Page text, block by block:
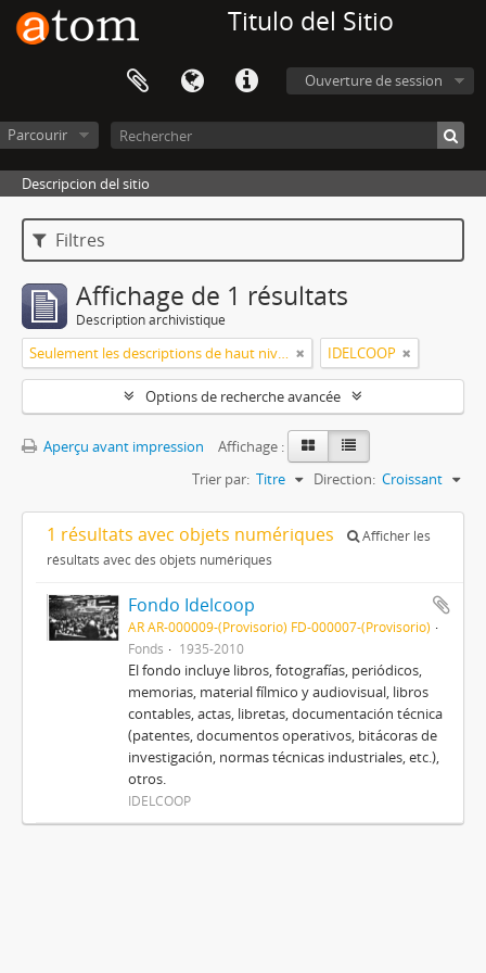
Titulo del Sitio
Ouverture de session
Parcourir
Descripcion del sitio
Filtres
Affichage de 1 résultats
Description archivistique
Seulement les descriptions de haut niveau IDELCOOP
Options de recherche avancée
Aperçu avant impression
Affichage :
Trier par: Titre Direction: Croissant
1 résultats avec objets numériques
Afficher les
résultats avec des objets numériques
Fondo Idelcoop
AR AR-000009-(Provisorio) FD-000007-(Provisorio)
Fonds
1935-2010
El fondo incluye libros, fotografías, periódicos,
memorias, material fílmico y audiovisual, libros
contables, actas, libretas, documentación técnica
(patentes, documentos operativos, bitácoras de
investigación, normas técnicas industriales, etc.),
otros.
IDELCOOP